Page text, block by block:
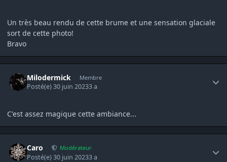
Un très beau rendu de cette brume et une sensation glaciale
sort de cette photo!
Bravo
Milodermick Membre
Posté(e)30 juin 20233 a
C'est assez magique cette ambiance...
Caro Modérateur
Posté(e)30 juin 20233 a